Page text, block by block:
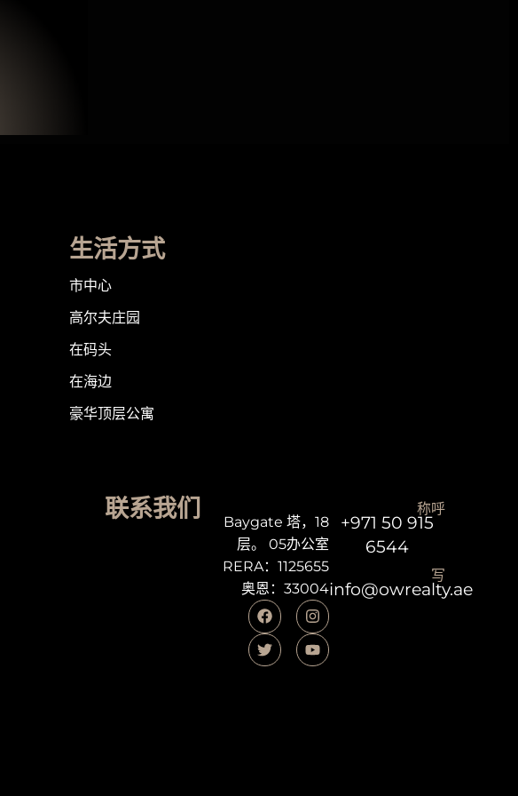
生活方式
市中心
高尔夫庄园
在码头
在海边
豪华顶层公寓
联系我们
Baygate 塔，18
层。 05办公室
RERA：1125655
奥恩：33004
称呼
+971 50 915
6544
写
info@owrealty.ae